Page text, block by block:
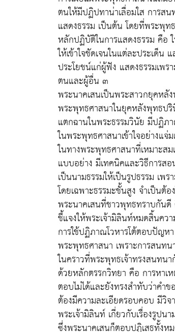
ตนให้มีปฏิปทาน่าเลื่อมใส การส
แสดงธรรม เป็นต้น โดยที่พระพุท
หลักปฏิบัติในการแสดงธรรม คือ
ให้เข้าใจชัดเจนในแต่ละประเด็น
ประโยชน์แก่ผู้ฟัง แสดงธรรมเพร
ตนและผู้อื่น ๓
พระนาคเสนเป็นพระสาวกยุคหลั
พระพุทธศาสนาในยุคหลังพุทธป
แตกฉานในพระธรรมวินัย มีปฏิภา
ในพระพุทธศาสนาเข้าใจอย่างแ
ในทางพระพุทธศาสนาที่เหมาะ
แบบอย่าง มีเทคนิคและวิธีการส
เป็นนามธรรมให้เป็นรูปธรรม เพร
โดยเฉพาะธรรมะชั้นสูง จำเป็นต้
พระนาคเสนที่ชาวพุทธทราบกัน
ชี้แจงให้พระเจ้ามิลินท์หมดสิ้นค
การใช้ปฏิภาณโวหารโต้ตอบปัญห
พระพุทธศาสนา เพราะการสนท
ในคราวที่พระพุทธเจ้าทรงสนทน
ด้วยหลักตรรกวิทยา คือ การหาเ
ตอบไม่ได้และยังทรงสำทับว่าคำ
ต้องมีความละเอียดรอบคอบ มีวิ
พระเจ้ามิลินท์ เกี่ยวกับเรื่องรูป
ซึ่งพระนาคเสนก็ตอบปฏิเสธทั้งห